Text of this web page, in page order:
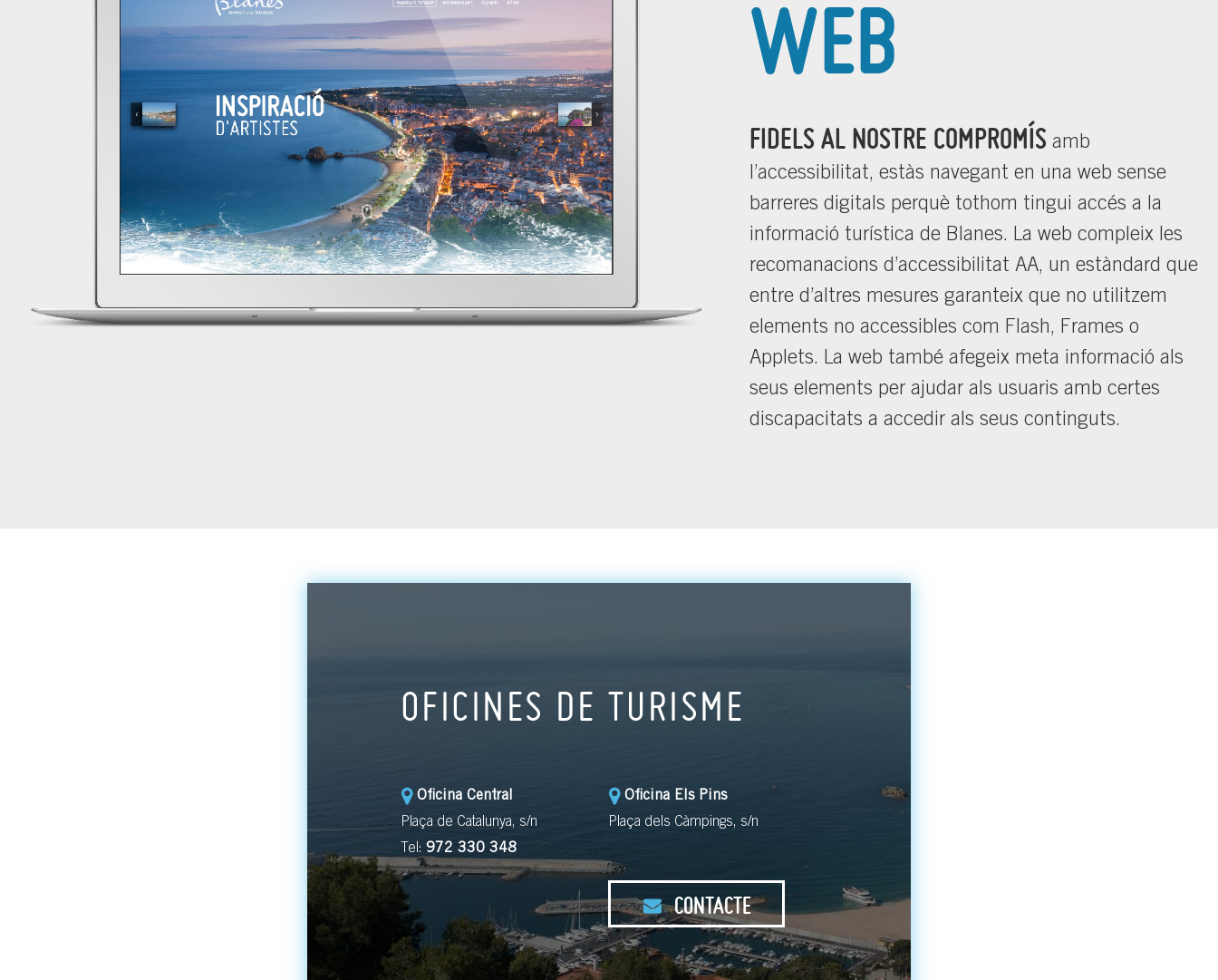
WEB
FIDELS AL NOSTRE COMPROMÍS amb
l’accessibilitat, estàs navegant en una web sense
barreres digitals perquè tothom tingui accés a la
informació turística de Blanes. La web compleix les
recomanacions d’accessibilitat AA, un estàndard que
entre d’altres mesures garanteix que no utilitzem
elements no accessibles com Flash, Frames o
Applets. La web també afegeix meta informació als
seus elements per ajudar als usuaris amb certes
discapacitats a accedir als seus continguts.
OFICINES DE TURISME
Oficina Central
Plaça de Catalunya, s/n
Tel: 972 330 348
Oficina Els Pins
Plaça dels Càmpings, s/n
CONTACTE